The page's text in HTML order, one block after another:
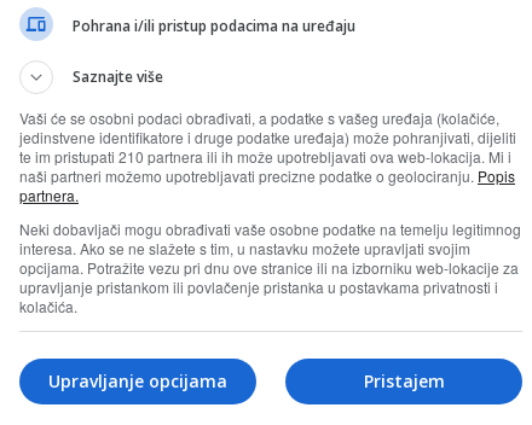
– domaći specijaliteti
slobodno vrijeme
otocima”
rafting etape-NP Una / Štrbački buk
preuzimanje opreme, upoznavanje
Pohrana i/ili pristup podacima na uređaju
Saznajte više
Vaši će se osobni podaci obrađivati, a podatke s vašeg uređaja (kolačiće,
jedinstvene identifikatore i druge podatke uređaja) može pohranjivati, dijeliti
te im pristupati 210 partnera ili ih može upotrebljavati ova web-lokacija. Mi i
naši partneri možemo upotrebljavati precizne podatke o geolociranju. Popis
partnera.
Neki dobavljači mogu obrađivati vaše osobne podatke na temelju legitimnog
interesa. Ako se ne slažete s tim, u nastavku možete upravljati svojim
opcijama. Potražite vezu pri dnu ove stranice ili na izborniku web-lokacije za
upravljanje pristankom ili povlačenje pristanka u postavkama privatnosti i
kolačića.
Pristajem
Upravljanje opcijama